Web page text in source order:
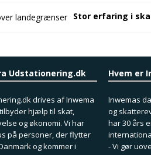
Stor erfaring i
Udstationering.dk
drives af Inwema
hjælp til skat,
og økonomi. Vi har
på personer, der flytter
og kommer i
Hvem er
Inwemas
og
har 30 års
- Vi gør